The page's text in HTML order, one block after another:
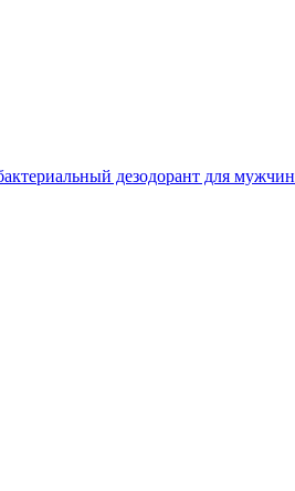
дезодорант для мужчин